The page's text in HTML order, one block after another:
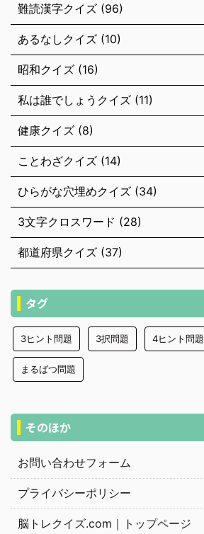
難読漢字クイズ (96)
あるなしクイズ (10)
昭和クイズ (16)
私は誰でしょうクイズ (11)
健康クイズ (8)
ことわざクイズ (14)
ひらがな穴埋めクイズ (34)
3文字クロスワード (28)
都道府県クイズ (37)
タグ
3ヒント問題 3択問題 4ヒント問題
まるばつ問題
そのほか
お問い合わせフォーム
プライバシーポリシー
脳トレクイズ.com｜トップページ